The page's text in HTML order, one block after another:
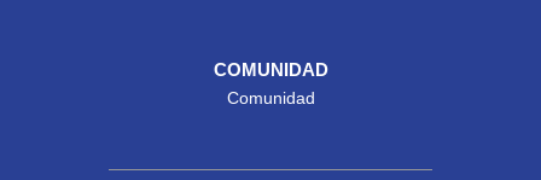
COMUNIDAD
Comunidad